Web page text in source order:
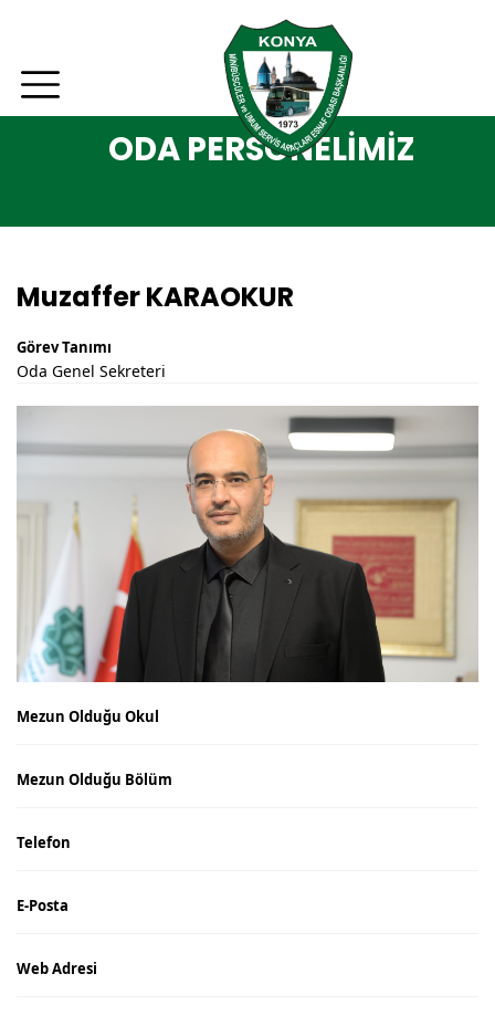
ODA PERSONELİMİZ
Muzaffer KARAOKUR
Görev Tanımı
Oda Genel Sekreteri
Mezun Olduğu Okul
Mezun Olduğu Bölüm
Telefon
E-Posta
Web Adresi